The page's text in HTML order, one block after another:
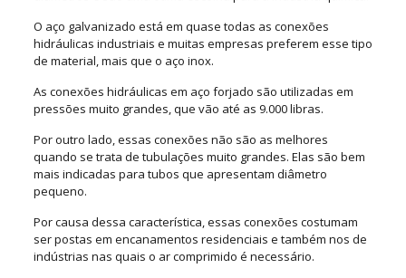
O aço galvanizado está em quase todas as conexões
hidráulicas industriais e muitas empresas preferem esse tipo
de material, mais que o aço inox.
As conexões hidráulicas em aço forjado são utilizadas em
pressões muito grandes, que vão até as 9.000 libras.
Por outro lado, essas conexões não são as melhores
quando se trata de tubulações muito grandes. Elas são bem
mais indicadas para tubos que apresentam diâmetro
pequeno.
Por causa dessa característica, essas conexões costumam
ser postas em encanamentos residenciais e também nos de
indústrias nas quais o ar comprimido é necessário.